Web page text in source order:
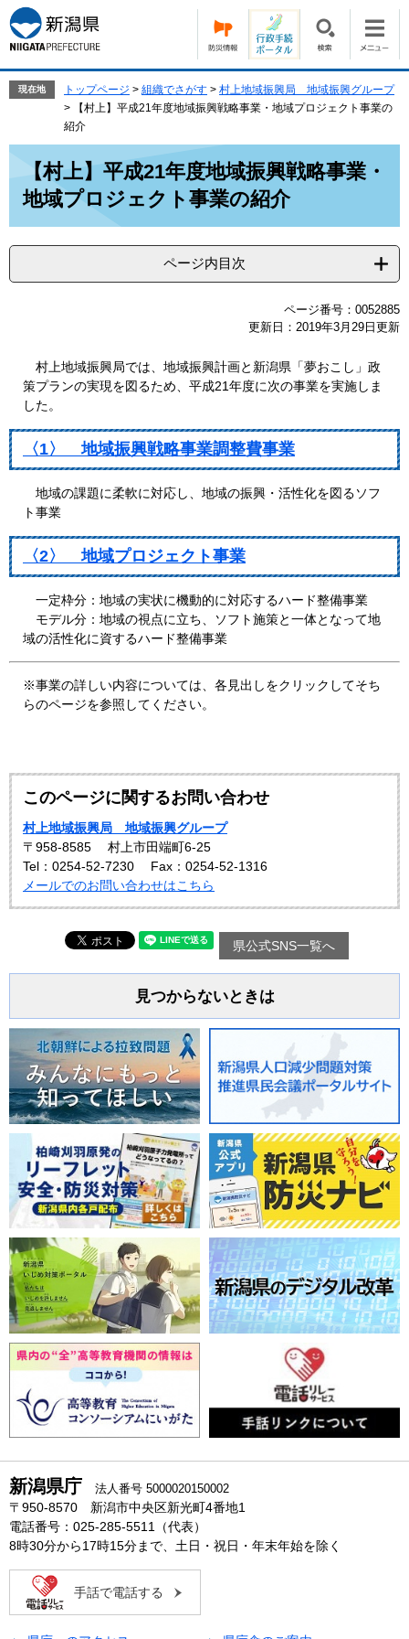
ー
ジ
の
す。
ニ
ュ
ー
し
現在地 トップページ > 組織でさがす > 村上地域振興局 地域振興グループ
>
【村上】平成21年度地域振興戦略事業・地域プロジェクト事業の
紹介
【村上】平成21年度地域振興戦略事業・
地域プロジェクト事業の紹介
ページ内目次
ページ番号：0052885
更新日：2019年3月29日更新
村上地域振興局では、地域振興計画と新潟県「夢おこし」政
策プランの実現を図るため、平成21年度に次の事業を実施しま
した。
〈1〉 地域振興戦略事業調整費事業
地域の課題に柔軟に対応し、地域の振興・活性化を図るソフ
ト事業
〈2〉 地域プロジェクト事業
一定枠分：地域の実状に機動的に対応するハード整備事業
モデル分：地域の視点に立ち、ソフト施策と一体となって地
域の活性化に資するハード整備事業
※事業の詳しい内容については、各見出しをクリックしてそち
らのページを参照してください。
このページに関するお問い合わせ
村上地域振興局 地域振興グループ
〒958-8585
村上市田端町6-25
Tel：0254-52-7230
Fax：0254-52-1316
メールでのお問い合わせはこちら
県公式SNS一覧へ
見つからないときは
新潟県庁 法人番号 5000020150002
〒950-8570 新潟市中央区新光町4番地1
電話番号：025-285-5511（代表）
8時30分から17時15分まで、土日・祝日・年末年始を除く
手話で電話する